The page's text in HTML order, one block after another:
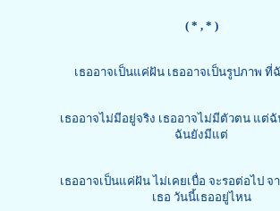
( * , * )
เธออาจเป็นแค่ฝัน เธออาจเป็นรูปภาพ ที่
เธออาจไม่มีอยู่จริง เธออาจไม่มีตัวตน แต่
ฉันยังมีแต่
เธออาจเป็นแค่ฝัน ไม่เคยเบื่อ จะรอต่อไป
เธอ วันนี้เธออยู่ไหน